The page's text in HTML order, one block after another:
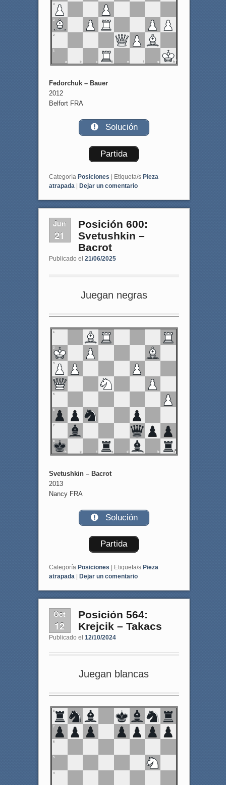
4
3
2
1
a b c d e f g h
Fedorchuk – Bauer
2012
Belfort FRA
Solución
Partida
Categoría Posiciones Etiqueta/s Pieza
atrapada
Dejar un comentario
Jun
21
Posición 600:
Svetushkin –
Bacrot
Publicado el 21/06/2025
Juegan negras
1
2
3
4
5
6
7
8
h g e d c b a
Svetushkin – Bacrot
2013
Nancy FRA
Solución
Partida
Categoría Posiciones | Etiqueta/s Pieza
atrapada | Dejar un comentario
Oct
12
Posición 564:
Krejcik – Takacs
Publicado el 12/10/2024
Juegan blancas
8
7
6
5
4